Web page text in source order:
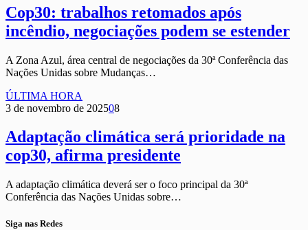
Cop30: trabalhos retomados após
incêndio, negociações podem se estender
A Zona Azul, área central de negociações da 30ª Conferência das
Nações Unidas sobre Mudanças…
ÚLTIMA HORA
3 de novembro de 202508
Adaptação climática será prioridade na
cop30, afirma presidente
A adaptação climática deverá ser o foco principal da 30ª
Conferência das Nações Unidas sobre…
Siga nas Redes